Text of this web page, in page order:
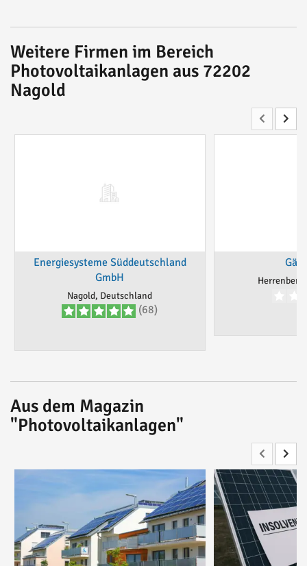
Weitere Firmen im Bereich
Photovoltaikanlagen aus 72202
Nagold
Energiesysteme Süddeutschland
GmbH
Nagold, Deutschland
(68)
Aus dem Magazin
"Photovoltaikanlagen"